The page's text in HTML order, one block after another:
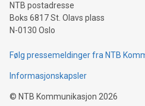
NTB postadresse
Boks 6817 St. Olavs plass
N-0130 Oslo
Følg pressemeldinger fra NTB
Informasjonskapsler
© NTB Kommunikasjon 2026